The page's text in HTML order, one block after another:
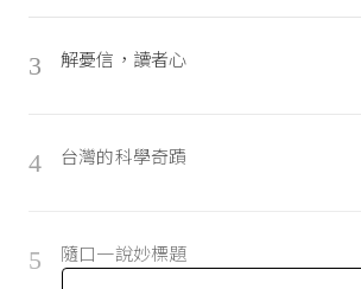
3 解憂信，讀者心
4 台灣的科學奇蹟
5 隨口一說妙標題